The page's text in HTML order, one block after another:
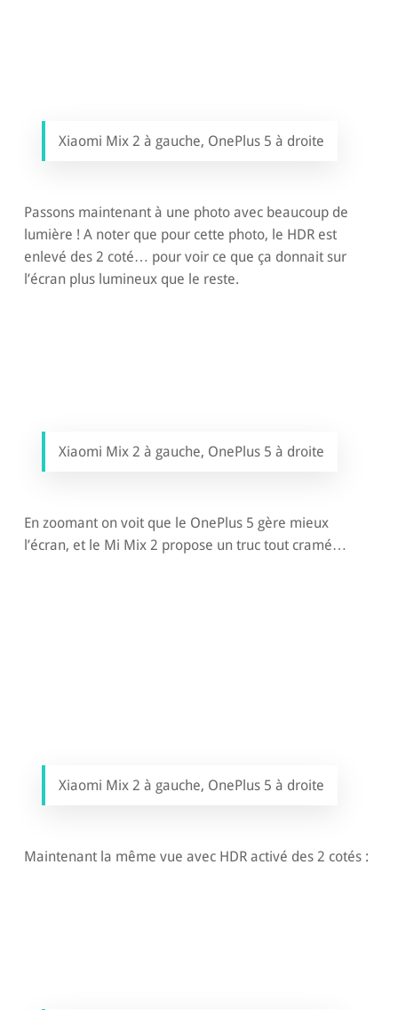
Xiaomi Mix 2 à gauche, OnePlus 5 à droite
Passons maintenant à une photo avec beaucoup de
lumière ! A noter que pour cette photo, le HDR est
enlevé des 2 coté… pour voir ce que ça donnait sur
l’écran plus lumineux que le reste.
Xiaomi Mix 2 à gauche, OnePlus 5 à droite
En zoomant on voit que le OnePlus 5 gère mieux
l’écran, et le Mi Mix 2 propose un truc tout cramé…
Xiaomi Mix 2 à gauche, OnePlus 5 à droite
Maintenant la même vue avec HDR activé des 2 cotés :